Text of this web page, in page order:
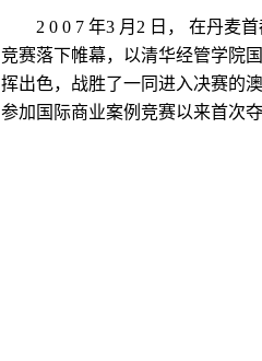
2 0 0 7 年3 月 2 日， 在丹麦
竞赛落下帷幕，以清华经管学院
挥出色，战胜了一同进入决赛的
参加国际商业案例竞赛以来首次夺